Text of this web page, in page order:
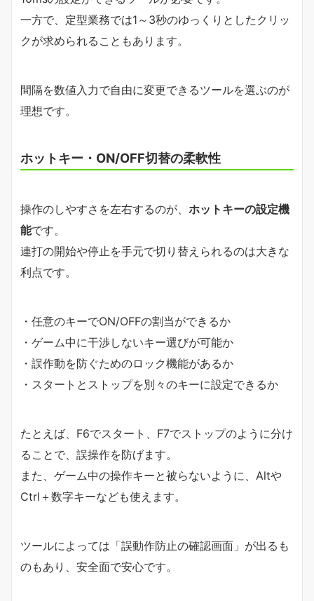
一方で、定型業務では1～3秒のゆっくりとしたクリッ
クが求められることもあります。
間隔を数値入力で自由に変更できるツールを選ぶのが
理想です。
ホットキー・ON/OFF切替の柔軟性
操作のしやすさを左右するのが、 ホットキーの設定機
能です。
連打の開始や停止を手元で切り替えられるのは大きな
利点です。
・任意のキーでON/OFFの割当ができるか
・ゲーム中に干渉しないキー選びが可能か
・誤作動を防ぐためのロック機能があるか
・スタートとストップを別々のキーに設定できるか
たとえば、F6でスタート、F7でストップのように分け
ることで、誤操作を防げます。
また、ゲーム中の操作キーと被らないように、Altや
Ctrl＋数字キーなども使えます。
ツールによっては「誤動作防止の確認画面」が出るも
のもあり、安全面で安心です。